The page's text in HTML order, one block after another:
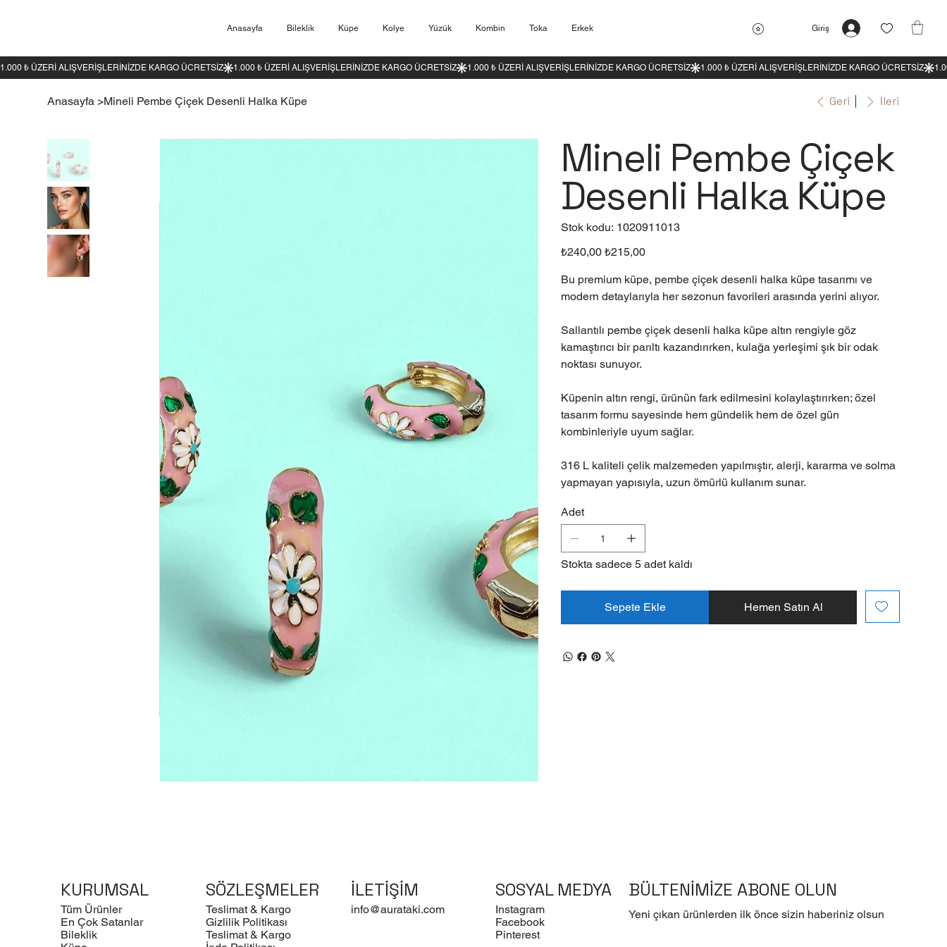
Anasayfa Bileklik Küpe Kolye Yüzük Kombin Toka Erkek Giriş
Anasayfa >Mineli Pembe Çiçek Desenli Halka Küpe Geri İleri
Mineli Pembe Çiçek
Desenli Halka Küpe
Stok kodu: Stok
kodu:
1020911013
Orijinal
fiyat
₺240,00 İndirimli
fiyat
₺215,00
Bu premium küpe, pembe çiçek desenli halka küpe tasarımı ve
modern detaylarıyla her sezonun favorileri arasında yerini alıyor.
Sallantılı pembe çiçek desenli halka küpe altın rengiyle göz
kamaştırıcı bir parıltı kazandırırken, kulağa yerleşimi şık bir odak
noktası sunuyor.
Küpenin altın rengi, ürünün fark edilmesini kolaylaştırırken; özel
tasarım formu sayesinde hem gündelik hem de özel gün
kombinleriyle uyum sağlar.
316 L kaliteli çelik malzemeden yapılmıştır, alerji, kararma ve solma
yapmayan yapısıyla, uzun ömürlü kullanım sunar.
Adet
Stokta sadece 5 adet kaldı
Sepete Ekle Hemen Satın Al
1.000 ₺ ÜZERI ALIŞVERIŞLERINIZDE KARGO ÜCRETSIZ
KURUMSAL
Tüm Ürünler
En Çok Satanlar
Bileklik
SÖZLEŞMELER
Teslimat & Kargo
Gizlilik Politikası
Teslimat & Kargo
İLETİŞİM
info@aurataki.com
SOSYAL MEDYA
Instagram
Facebook
Pinterest
BÜLTENİMİZE ABONE OLUN
Yeni çıkan ürünlerden ilk önce sizin haberiniz olsun